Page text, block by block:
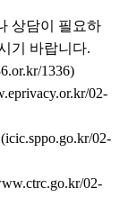
상담이 필요하
기 바랍니다.
1336)
02-
02-
02-